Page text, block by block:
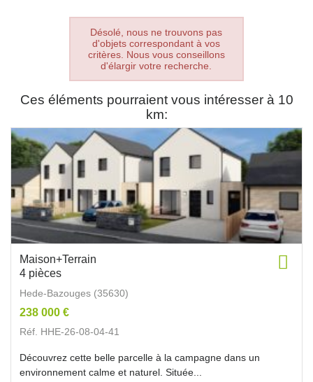
Désolé, nous ne trouvons pas
d'objets correspondant à vos
critères. Nous vous conseillons
d'élargir votre recherche.
Ces éléments pourraient vous intéresser à 10
km:
Maison+Terrain
4 pièces
Hede-Bazouges (35630)
238 000 €
Réf. HHE-26-08-04-41
Découvrez cette belle parcelle à la campagne dans un
environnement calme et naturel. Située...